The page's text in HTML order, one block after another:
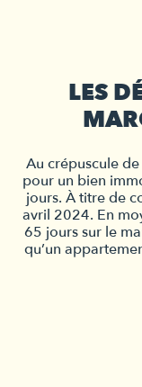
LES
Au crépuscule
pour un bien
jours. À titre de
avril 2024. En
65 jours sur le
qu’un